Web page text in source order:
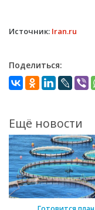
Источник: Iran.ru
Поделиться:
Ещё новости